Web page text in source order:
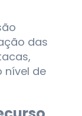
das
nível de